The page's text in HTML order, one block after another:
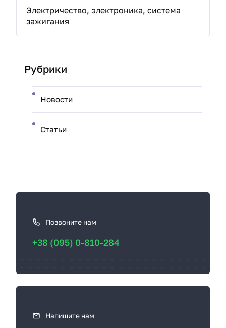
Электричество, электроника, система
зажигания
Рубрики
Новости
Статьи
з
а
Позвоните нам
+38 (095) 0-810-284
Напишите нам